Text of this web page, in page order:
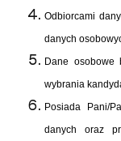
Odbiorcami
danych
Dane osobowe
wybrania
Posiada Pani/
danych oraz